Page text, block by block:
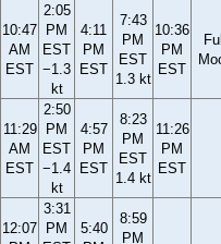
10:47
AM
EST
2:05
PM
EST
−1.3
kt
4:11
PM
EST
7:43
PM
EST
1.3 kt
10:36
PM
EST
11:29
AM
EST
2:50
PM
EST
−1.4
kt
4:57
PM
EST
8:23
PM
EST
1.4 kt
11:26
PM
EST
12:07
3:31
PM
5:40
8:59
PM